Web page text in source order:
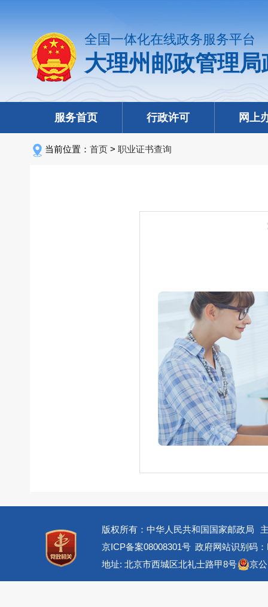
全国一体化在线政务服务平台
大理州邮政管理
服务首页 行政许可 网上
当前位置： 首页 > 职业证书查询
版权所有：中华人民共和国国家邮政局
京ICP备案08008301号 政府网站识别码
地址: 北京市西城区北礼士路甲8号
京